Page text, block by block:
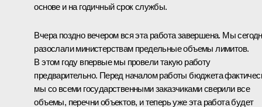
основе и на годичный срок службы.
Вчера поздно вечером вся эта работа завершена. Мы
разослали министерствам предельные объемы лимитов.
В этом году впервые мы провели такую работу
предварительно. Перед началом работы бюджета
мы со всеми государственными заказчиками сверили все
объемы, перечни объектов, и теперь уже эта работа будет